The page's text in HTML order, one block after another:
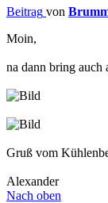
Beitrag von
Moin,
na dann bring auch
Gruß vom
Alexander
Nach oben